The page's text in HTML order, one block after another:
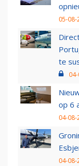
05-08-
te
op 6
04-08-
04-08-